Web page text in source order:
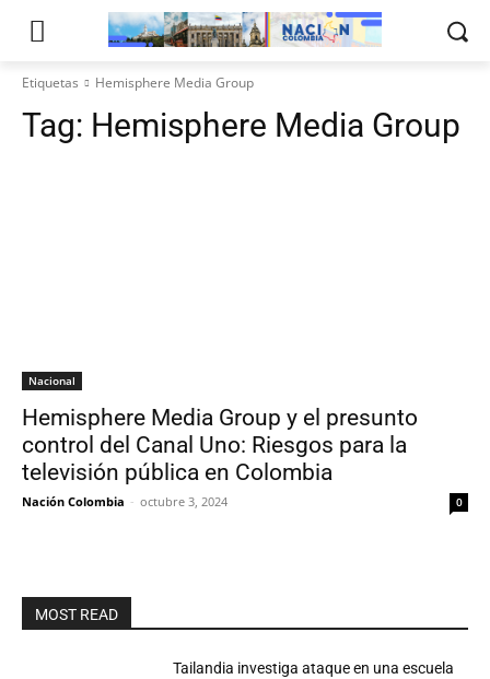
Etiquetas Hemisphere Media Group
Tag: Hemisphere Media Group
Nacional
Hemisphere Media Group y el presunto
control del Canal Uno: Riesgos para la
televisión pública en Colombia
Nación Colombia - octubre 3, 2024 0
MOST READ
Tailandia investiga ataque en una escuela